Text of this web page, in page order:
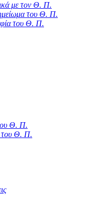
με τον Θ. Π.
του Θ. Π.
του Θ. Π.
Θ. Π.
του Θ. Π.